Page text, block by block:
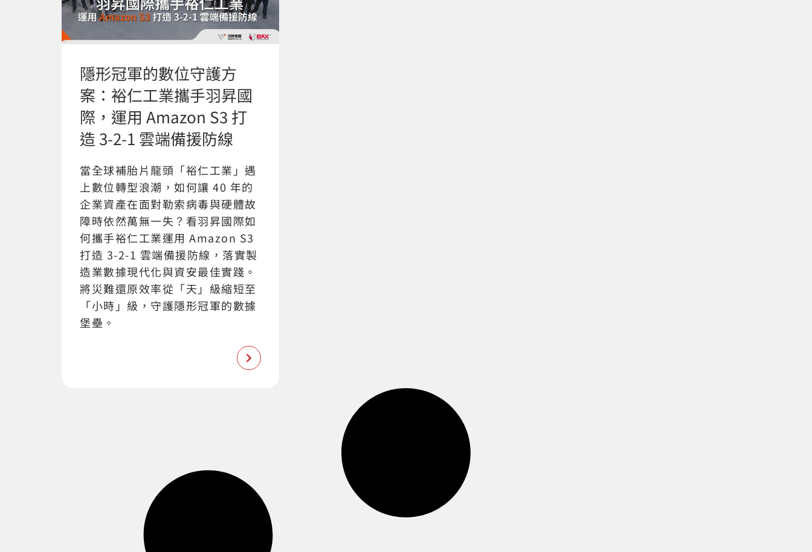
隱形冠軍的數位守護方
案：裕仁工業攜手羽昇國
際，運用 Amazon S3 打
造 3-2-1 雲端備援防線
當全球補胎片龍頭「裕仁工業」遇
上數位轉型浪潮，如何讓 40 年的
企業資產在面對勒索病毒與硬體故
障時依然萬無一失？看羽昇國際如
何攜手裕仁工業運用 Amazon S3
打造 3-2-1 雲端備援防線，落實製
造業數據現代化與資安最佳實踐。
將災難還原效率從「天」級縮短至
「小時」級，守護隱形冠軍的數據
堡壘。